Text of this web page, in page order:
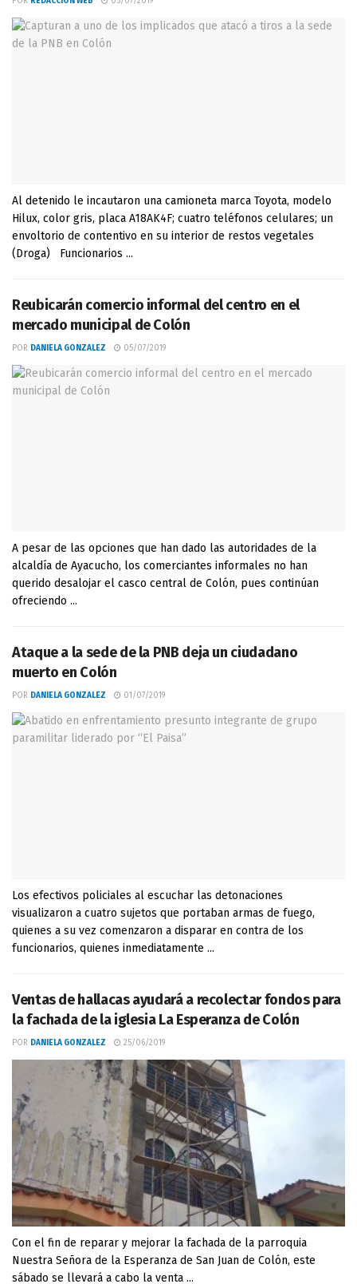
Al detenido le incautaron una camioneta marca Toyota, modelo
Hilux, color gris, placa A18AK4F; cuatro teléfonos celulares; un
envoltorio de contentivo en su interior de restos vegetales
(Droga) Funcionarios ...
Reubicarán comercio informal del centro en el
mercado municipal de Colón
POR DANIELA GONZALEZ 05/07/2019
A pesar de las opciones que han dado las autoridades de la
alcaldía de Ayacucho, los comerciantes informales no han
querido desalojar el casco central de Colón, pues continúan
ofreciendo ...
Ataque a la sede de la PNB deja un ciudadano
muerto en Colón
POR DANIELA GONZALEZ 01/07/2019
Los efectivos policiales al escuchar las detonaciones
visualizaron a cuatro sujetos que portaban armas de fuego,
quienes a su vez comenzaron a disparar en contra de los
funcionarios, quienes inmediatamente ...
Ventas de hallacas ayudará a recolectar fondos para
la fachada de la iglesia La Esperanza de Colón
POR DANIELA GONZALEZ 25/06/2019
Con el fin de reparar y mejorar la fachada de la parroquia
Nuestra Señora de la Esperanza de San Juan de Colón, este
sábado se llevará a cabo la venta ...